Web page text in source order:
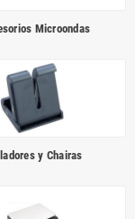
Microondas
y Chairas